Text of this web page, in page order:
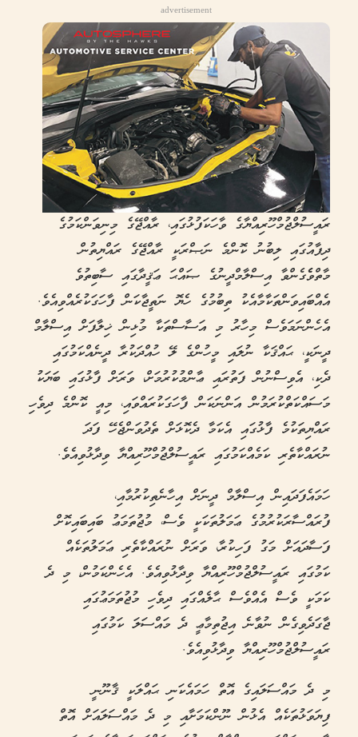
advertisement
ރައީސުލްޖުމްހޫރިއްޔާގެ ވާހަކަފުޅުގައި، ރާއްޖޭގެ މިނިވަންކަމުގެ
ދިފާއުގައި ލިބުނު ކޮންމެ ނަޞްރަކީ ރާއްޖޭގެ ރައްޔިތުން
މާތްވެެގެންވާ އިސްލާމްދީނުގެ ޞައްޙަ ޢަޤީދާގައި ސާބިތުވެ
އެއްބައިވަންތަކާމާއެކު ތިބުމުގެ ހެޔޮ ނަތީޖާކަން ފާހަގަކުރެއްވިއެވެ.
އެހެންނަމަވެސް މިހާރު މި އަސާސްތަކާ މުޅިން ޚިލާފަށް އިސްލާމް
ދީނަކީ، ޙައްޤަކާ ނުލައި މީހުންގެ ލޭ ހުއްދަކުރާ ދީނެއްކަމުގައި
ދެކި، އެވިސްނުން ފަތުރައި ޢާންމުކުރުމަށް، ވަރަށް ފާޅުގައި ބަޔަކު
މަސައްކަތްކުރަމުން އަންނަކަން ފާހަގަކުރައްވައި، މިއީ ކޮންމެ ދިވެހި
ރައްޔިތަކުމެ ފާޅުގައި އެކަމާ ދެކޮޅަށް ތެދުވަންޖެހޭ ފަދަ
ނުރައްކާތެރި ކަމެއްކަމުގައި ރައީސުލްޖުމްހޫރިއްޔާ ވިދާޅުވިއެވެ.
ހަމައެފަދައިން އިސްލާމް ދީނަށް އިހާނެތިކުރުމާއި،
ފުރައްސާރަކުރުމުގެ ޢަމަލުތަކަކީ ވެސް، މުޖުތަމަޢު ބައިބައިކޮށް
ފަސާދައަށް މަގު ފަހިކުރާ، ވަރަށް ނުރައްކާތެރި ޢަމަލުތަކެއް
ކަމުގައި ރައީސުލްޖުމްހޫރިއްޔާ ވިދާޅުވިއެވެ. އެހެންކަމުން، މި ދެ
ކަމަކީ ވެސް އެއްވެސް ޙާލެއްގައި ދިވެހި މުޖުތަމަޢުގައި
ޖާގަދެވިގެން ނުވާނެ އިޖުތިމާޢީ ދެ މައްސަލަ ކަމުގައި
ރައީސުލްޖުމްހޫރިއްޔާ ވިދާޅުވިއެވެ.
މި ދެ މައްސަލައިގެ އޮތް ހަމައެކަނި ޙައްލަކީ ޤާނޫނީ
ފިޔަވަޅުތަކެއް އެޅުން ނޫންކަމަށާއި މި ދެ މައްސަލައަށް އޮތް